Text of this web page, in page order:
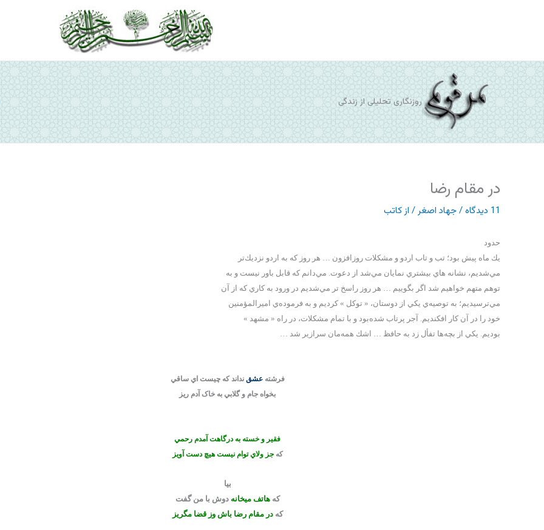
روزنگاری تحلیلی از زندگی
در مقام رضا
11 دیدگاه /جهاد اصغر/ ازکاتب
حدود
يك ماه پيش بود؛ تب و تاب اردو و مشكلات روزافزون … هر روز كه به اردو نزديك‌تر
مي‌شديم، نشانه هاي بيشتري نمايان مي‌شد از دعوت. مي‌دانم كه قابل باور نيست و به
توهم متهم خواهيم شد اگر بگوييم … هر روز راسخ تر مي‌شديم در ورود به كاري كه از آن
مي‌ترسيديم؛ به توصيه‌ي يكي از دوستان، « توكل » كرديم و به فرموده‌ي اميرالمؤمنين
خود را در آن كار افكنديم. آجر پرتاب شده‌بود و با تمام مشكلات، در راه « مشهد »
بوديم. يكي از بچه‌ها تفأل زد به حافظ … اشك همه‌مان سرازير شد …
فرشتهعشق نداند که چيست اي ساقي
بخواه جام و گلابي به خاک آدم ريز
فقير و خسته به درگاهت آمدم رحمي
کهجز ولاي توام نيست هيچ دست آويز
بيا
کههاتف ميخانه دوش با من گفت
کهدر مقام رضا باش وز قضا مگريز